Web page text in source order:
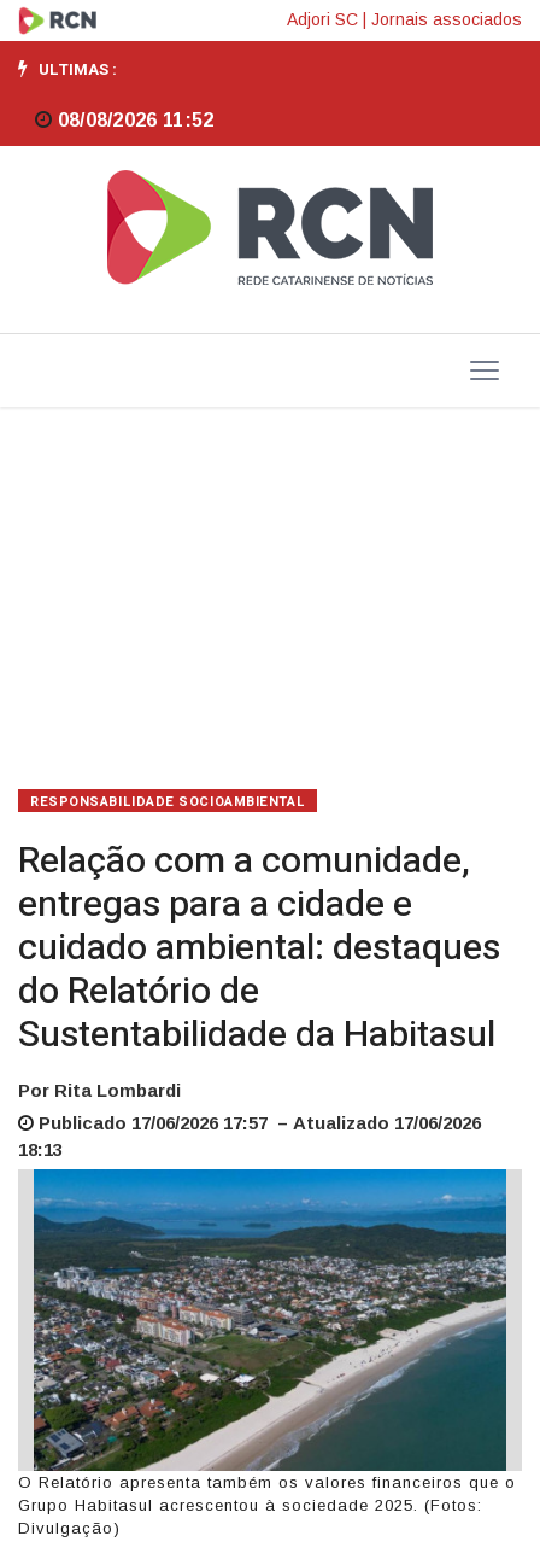
Relação
com
a
comunidade,
entregas
a
Sustentabilidade
da
Habitasul
Adjori SC Jornais associados
ULTIMAS :
08/08/2026 11:52
RESPONSABILIDADE SOCIOAMBIENTAL
Relação com a comunidade,
entregas para a cidade e
cuidado ambiental: destaques
do Relatório de
Sustentabilidade da Habitasul
Por Rita Lombardi
Publicado 17/06/2026 17:57 – Atualizado 17/06/2026
18:13
O Relatório apresenta também os valores financeiros que o
Grupo Habitasul acrescentou à sociedade 2025. (Fotos:
Divulgação)